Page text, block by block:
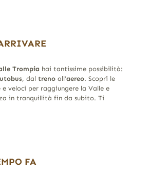
Trompia hai tantissime possibilità:
, dal trenoall’aereo. Scopri le
veloci per raggiungere la Valle e
in tranquillità fin da subito. Ti
FA